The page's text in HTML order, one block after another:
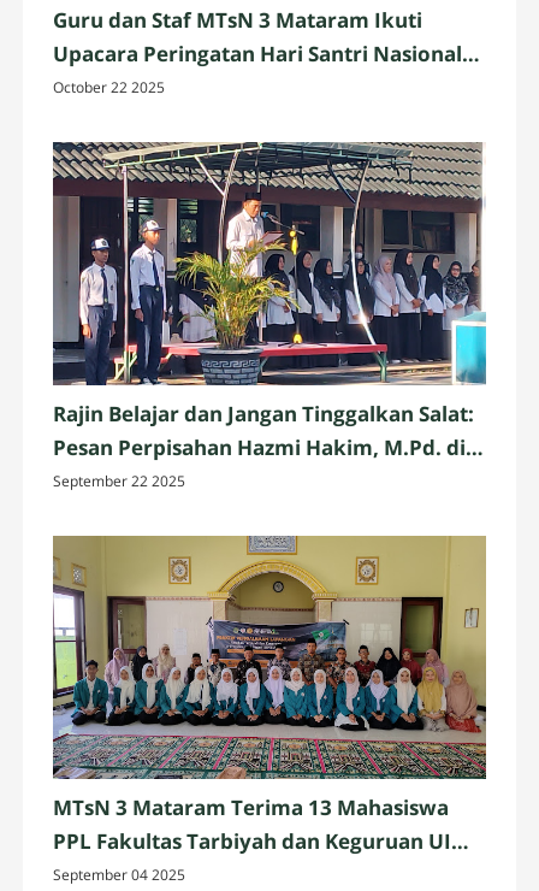
Guru dan Staf MTsN 3 Mataram Ikuti
Upacara Peringatan Hari Santri Nasional
2025 di Penujak, Lombok Tengah
October 22 2025
Rajin Belajar dan Jangan Tinggalkan Salat:
Pesan Perpisahan Hazmi Hakim, M.Pd. di
MTsN 3 Mataram
September 22 2025
MTsN 3 Mataram Terima 13 Mahasiswa
PPL Fakultas Tarbiyah dan Keguruan UIN
Mataram
September 04 2025